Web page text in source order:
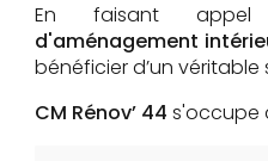
En faisant
d'aménagement
bénéficier d’un véritable
CM Rénov’ 44 s'occupe